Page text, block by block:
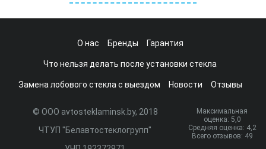
О нас Бренды Гарантия
Что нельзя делать после установки стекла
Замена лобового стекла с выездом Новости Отзывы
© ООО avtosteklaminsk.by, 2018
ЧТУП "Белавтостеклогрупп"
Максимальная
оценка: 5,0
Средняя оценка: 4,2
Всего отзывов: 49